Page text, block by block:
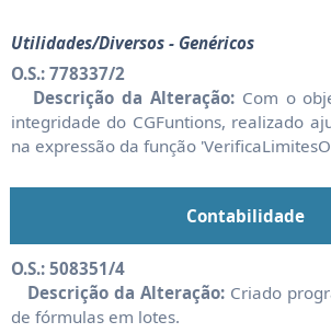
Utilidades/Diversos - Genéricos
O.S.: 778337/2
Descrição da Alteração:Com o
integridade do CGFuntions, realizado
na expressão da função
Contabilidade
O.S.: 508351/4
Descrição da Alteração:Criado
de fórmulas em lotes.